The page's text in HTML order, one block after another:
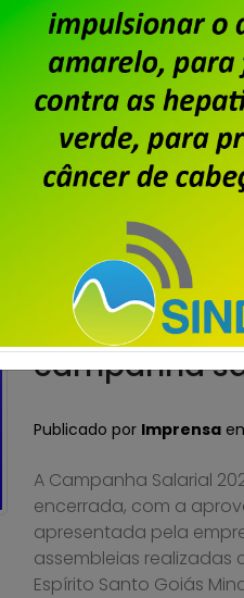
Publicado porImprensa
Os trabalhadores e
debateram e
Sindicato, a pauta de
cláusulas
de Trabalho (CCT). […]
Saiba mais
Unisys
campanha
Publicado por Imprensa
A Campanha Salarial
encerrada, com a
apresentada pela
assembleias realizadas
Espírito Santo Goiás